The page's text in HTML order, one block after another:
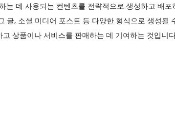
는 데 사용되는 컨텐츠를 전략적으로 생성하고 배포
글, 소셜 미디어 포스트 등 다양한 형식으로 생성될
상품이나 서비스를 판매하는 데 기여하는 것입니